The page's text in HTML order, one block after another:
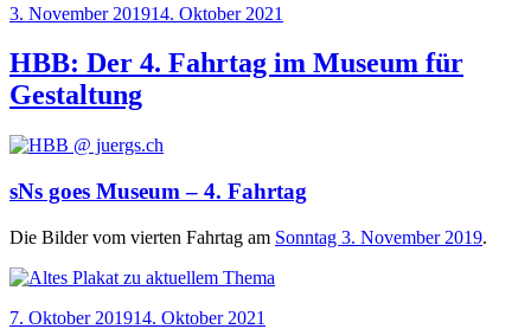
Veröffentlicht
3. November 201914. Oktober 2021
HBB: Der 4. Fahrtag im Museum für
Gestaltung
sNs goes Museum – 4. Fahrtag
Die Bil­der vom vier­ten Fahr­tag am Sonn­tag 3. Novem­ber 2019.
Veröffentlicht
7. Oktober 201914. Oktober 2021